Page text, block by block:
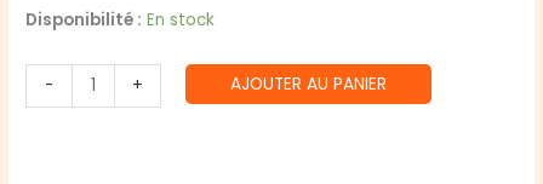
Disponibilité : En stock
-
quantité
de
+ AJOUTER AU PANIER